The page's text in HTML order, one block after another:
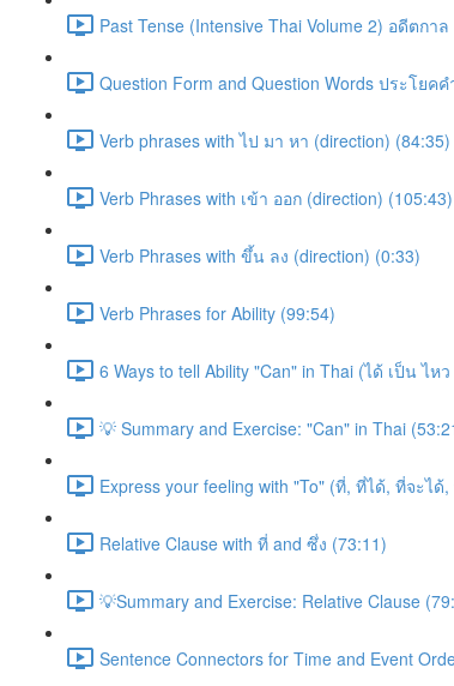
Past Tense (Intensive Thai Volume 2) อดีตกาล
Question Form and Question Words ประโยค
Verb phrases with ไป มา หา (direction) (84:35)
Verb Phrases with เข้า ออก (direction) (105:43)
Verb Phrases with ขึ้น ลง (direction) (0:33)
Verb Phrases for Ability (99:54)
6 Ways to tell Ability "Can" in Thai (ได้ เป็น ไห
💡 Summary and Exercise: "Can" in Thai
Express your feeling with "To" (ที่, ที่ได้, ที่จะได้
Relative Clause with ที่ and ซึ่ง (73:11)
💡Summary and Exercise: Relative Clause
Sentence Connectors for Time and Event